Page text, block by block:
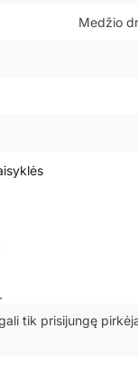
Medžio
tik prisijungę